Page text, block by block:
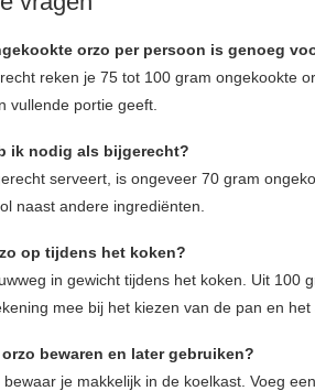
orzo per persoon is genoeg
reken je 75 tot 100 gram ongekookte
vullende portie geeft.
ik nodig als bijgerecht?
serveert, is ongeveer 70 gram
naast andere ingrediënten.
op tijdens het koken?
in gewicht tijdens het koken. Uit
mee bij het kiezen van de pan en het
bewaren en later gebruiken?
je makkelijk in de koelkast. Voeg